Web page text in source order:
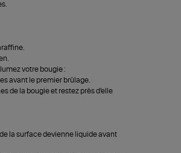
votre bougie :
avant le premier brûlage.
de la bougie et restez près d'elle
la surface devienne liquide avant